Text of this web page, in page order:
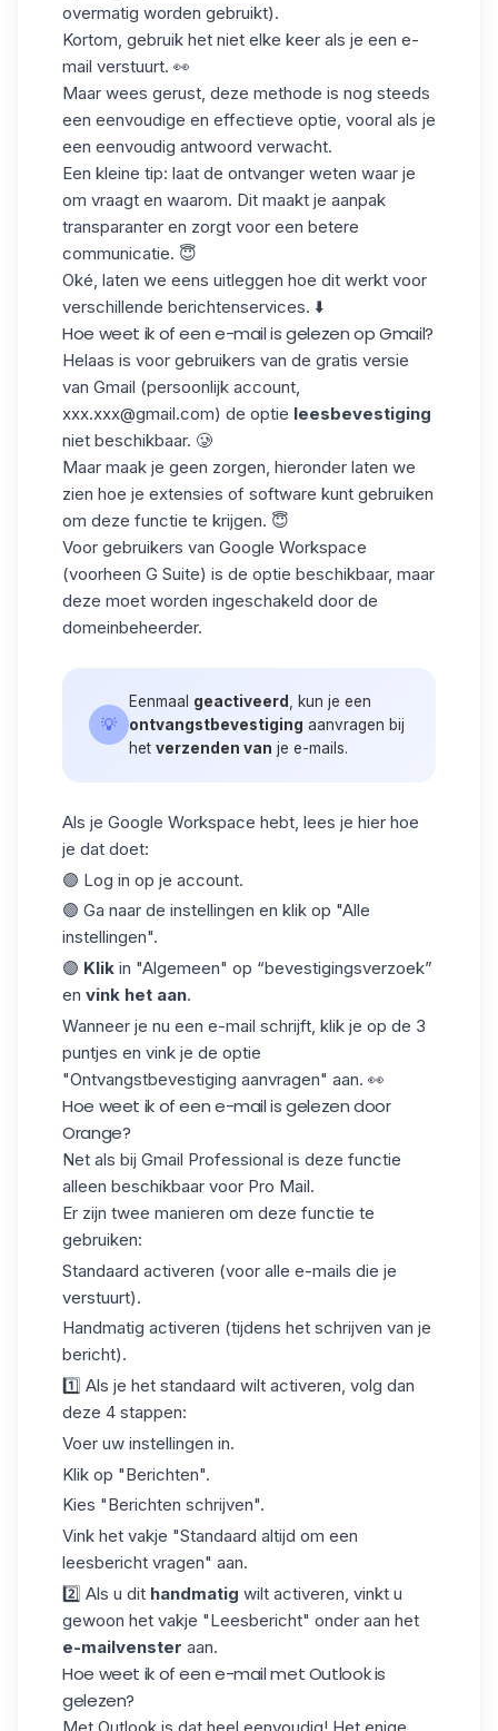
overmatig worden gebruikt).
Kortom, gebruik het niet elke keer als je een e-
mail verstuurt. 👀
Maar wees gerust, deze methode is nog steeds
een eenvoudige en effectieve optie, vooral als je
een eenvoudig antwoord verwacht.
Een kleine tip: laat de ontvanger weten waar je
om vraagt en waarom. Dit maakt je aanpak
transparanter en zorgt voor een betere
communicatie. 😇
Oké, laten we eens uitleggen hoe dit werkt voor
verschillende berichtenservices. ⬇️
Hoe weet ik of een e-mail is gelezen op Gmail?
Helaas is voor gebruikers van de gratis versie
van Gmail (persoonlijk account,
xxx.xxx@gmail.com) de optie leesbevestiging
niet beschikbaar. 🥲
Maar maak je geen zorgen, hieronder laten we
zien hoe je extensies of software kunt gebruiken
om deze functie te krijgen. 😇
Voor gebruikers van Google Workspace
(voorheen G Suite) is de optie beschikbaar, maar
deze moet worden ingeschakeld door de
domeinbeheerder.
💡
Eenmaal geactiveerd
, kun je een
ontvangstbevestiging aanvragen bij
het verzenden van je e-mails.
Als je Google Workspace hebt, lees je hier hoe
je dat doet:
🟣 Log in op je account.
🟣 Ga naar de instellingen en klik op "Alle
instellingen".
🟣 Klik in "Algemeen" op “bevestigingsverzoek”
en vink het aan.
Wanneer je nu een e-mail schrijft, klik je op de 3
puntjes en vink je de optie
"Ontvangstbevestiging aanvragen" aan. 👀
Hoe weet ik of een e-mail is gelezen door
Orange?
Net als bij Gmail Professional is deze functie
alleen beschikbaar voor Pro Mail.
Er zijn twee manieren om deze functie te
gebruiken:
Standaard activeren (voor alle e-mails die je
verstuurt).
Handmatig activeren (tijdens het schrijven van je
bericht).
1️⃣ Als je het standaard wilt activeren, volg dan
deze 4 stappen:
Voer uw instellingen in.
Klik op "Berichten".
Kies "Berichten schrijven".
Vink het vakje "Standaard altijd om een
leesbericht vragen" aan.
2️⃣ Als u dit handmatig wilt activeren, vinkt u
gewoon het vakje "Leesbericht" onder aan het
e-mailvenster aan.
Hoe weet ik of een e-mail met Outlook is
gelezen?